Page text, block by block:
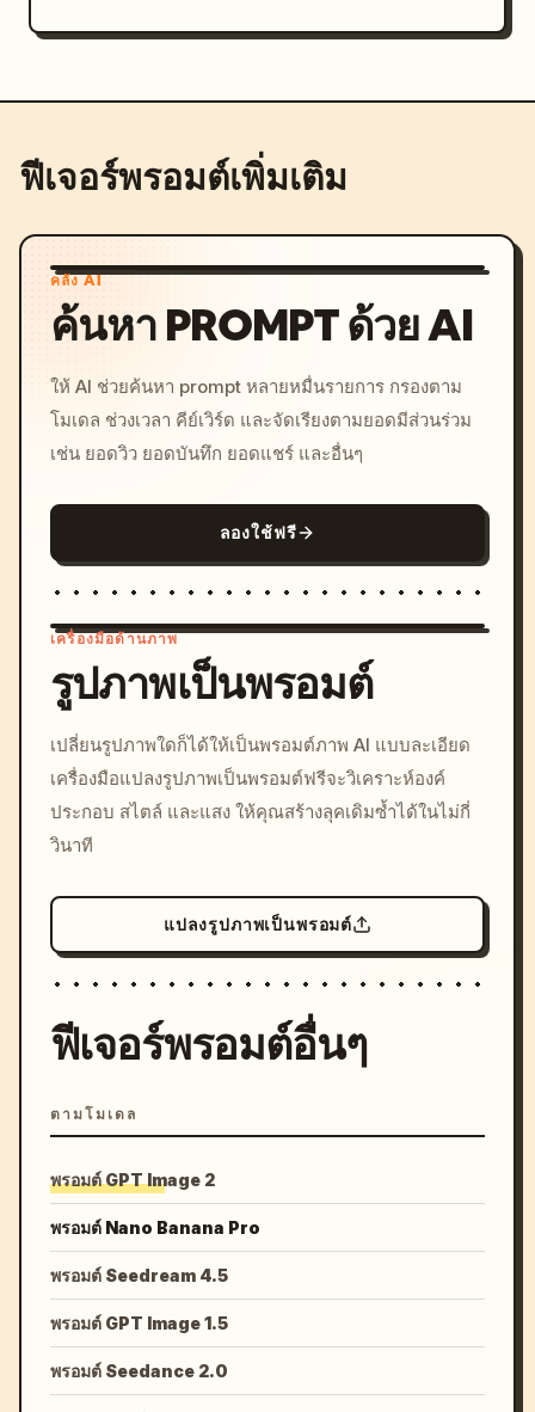
ฟีเจอร์พรอมต์เพิ่มเติม
คลัง AI
ค้นหา PROMPT ด้วย AI
ให้ AI ช่วยค้นหา prompt หลายหมื่นรายการ กรองตาม
โมเดล ช่วงเวลา คีย์เวิร์ด และจัดเรียงตามยอดมีส่วนร่วม
เช่น ยอดวิว ยอดบันทึก ยอดแชร์ และอื่นๆ
ลองใช้ฟรี
c, cyberpunk sunset, neon
colors, 8k --v 6.0
เครื่องมือด้านภาพ
รูปภาพเป็นพรอมต์
เปลี่ยนรูปภาพใดก็ได้ให้เป็นพรอมต์ภาพ AI แบบละเอียด
เครื่องมือแปลงรูปภาพเป็นพรอมต์ฟรีจะวิเคราะห์องค์
ประกอบ สไตล์ และแสง ให้คุณสร้างลุคเดิมซ้ำได้ในไม่กี่
วินาที
แปลงรูปภาพเป็นพรอมต์
ฟีเจอร์พรอมต์อื่นๆ
ตามโมเดล
พรอมต์ GPT Image 2
พรอมต์ Nano Banana Pro
พรอมต์ Seedream 4.5
พรอมต์ GPT Image 1.5
พรอมต์ Seedance 2.0